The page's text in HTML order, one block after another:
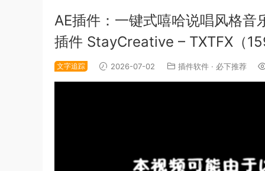
AE插件：一键式嘻哈说唱风格
插件 StayCreative – TXTFX（
文字追踪 2026-07-02 插件软件 · 必下推荐